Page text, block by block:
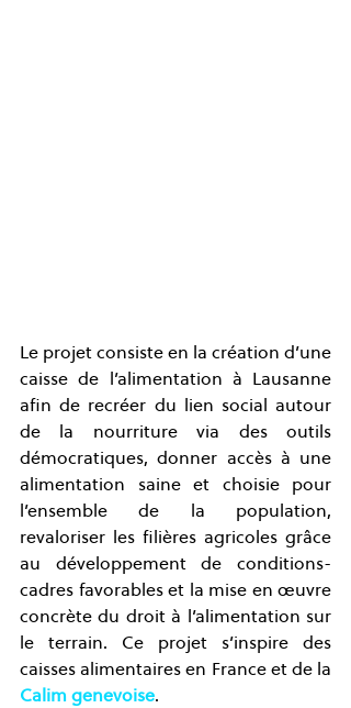
Le projet consiste en la création d’une
caisse de l’alimentation à Lausanne
afin de recréer du lien social autour
de la nourriture via des outils
démocratiques, donner accès à une
alimentation saine et choisie pour
l’ensemble de la population,
revaloriser les filières agricoles grâce
au développement de conditions-
cadres favorables et la mise en œuvre
concrète du droit à l’alimentation sur
le terrain. Ce projet s’inspire des
Calim genevoise.